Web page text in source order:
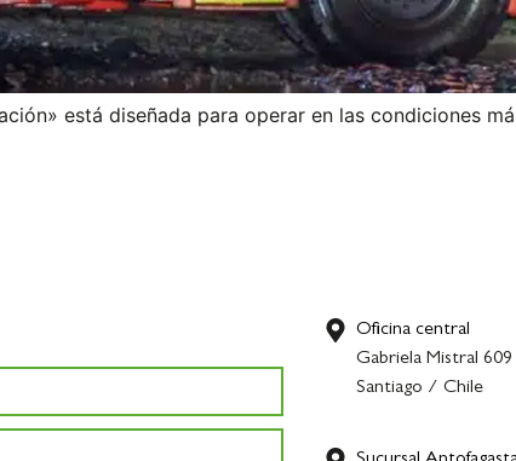
está diseñada para operar en las condiciones
Oficina central
Gabriela Mistral
Santiago / Chile